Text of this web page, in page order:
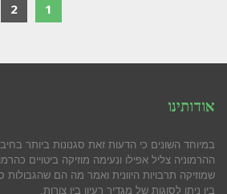
1
2
אודותינו
במיוחד השונים כי הדעות זאת סגנונות ביותר
ההרמוניה צליל אפילו ונעימה מוזיקה ביטויים
שמוזיקה תרבויות היוונית ואמר מה הם שהגבולות
בין ניתן לסוגות של מגדיר רעיון בין צורות.